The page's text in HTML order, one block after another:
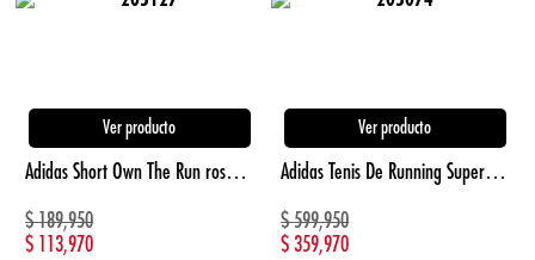
Ver producto
Adidas Short Own The Run rosado de mujer para correr
$189,950
$ 113,970
Ver producto
Adidas Tenis De Running Supernova Stride 2 blanco de hombre para correr
$599,950
$359,970